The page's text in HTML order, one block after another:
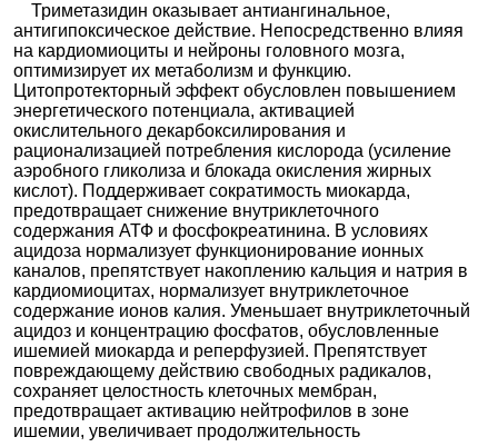
Триметазидин оказывает антиангинальное,
антигипоксическое действие. Непосредственно влияя
на кардиомиоциты и нейроны головного мозга,
оптимизирует их метаболизм и функцию.
Цитопротекторный эффект обусловлен повышением
энергетического потенциала, активацией
окислительного декарбоксилирования и
рационализацией потребления кислорода (усиление
аэробного гликолиза и блокада окисления жирных
кислот). Поддерживает сократимость миокарда,
предотвращает снижение внутриклеточного
содержания АТФ и фосфокреатинина. В условиях
ацидоза нормализует функционирование ионных
каналов, препятствует накоплению кальция и натрия в
кардиомиоцитах, нормализует внутриклеточное
содержание ионов калия. Уменьшает внутриклеточный
ацидоз и концентрацию фосфатов, обусловленные
ишемией миокарда и реперфузией. Препятствует
повреждающему действию свободных радикалов,
сохраняет целостность клеточных мембран,
предотвращает активацию нейтрофилов в зоне
ишемии, увеличивает продолжительность